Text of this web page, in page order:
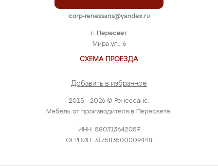
2015 - 2026 © Ренессанс.
Мебель от производителя в Пересвете.
ИНН: 580313642057
ОГРНИП: 317583500009448
г. Пересвет
Мира ул., 6
СХЕМА ПРОЕЗДА
Добавить в избранное
corp-renessans@yandex.ru